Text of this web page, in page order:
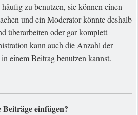
zu benutzen, sie können einen
und ein Moderator könnte deshalb
überarbeiten oder gar komplett
kann auch die Anzahl der
einem Beitrag benutzen kannst.
einfügen?